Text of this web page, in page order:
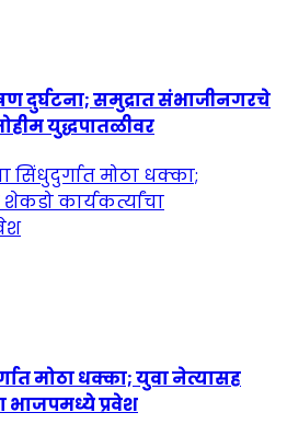
दुर्घटना; समुद्रात संभाजीनगरचे
युद्धपातळीवर
मोठा धक्का; युवा नेत्यासह
भाजपमध्ये प्रवेश